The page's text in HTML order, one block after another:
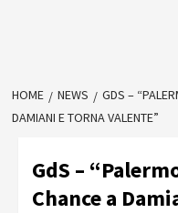
HOME NEWS
GDS –
DAMIANI E TORNA VALENTE”
GdS –
Chance a